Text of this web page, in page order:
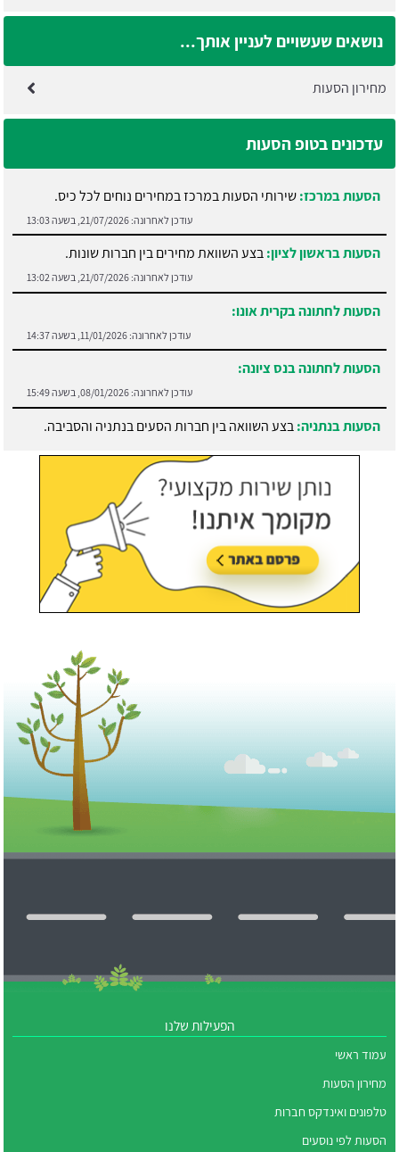
נושאים שעשויים לעניין אותך...
מחירון הסעות
עדכונים בטופ הסעות
הסעות במרכז:שירותי הסעות במרכז במחירים נוחים לכל כיס.
עודכן לאחרונה: 21/07/2026, בשעה 13:03
הסעות בראשון לציון:בצע השוואת מחירים בין חברות שונות.
עודכן לאחרונה: 21/07/2026, בשעה 13:02
הסעות לחתונה בקרית אונו:
עודכן לאחרונה: 11/01/2026, בשעה 14:37
הסעות לחתונה בנס ציונה:
עודכן לאחרונה: 08/01/2026, בשעה 15:49
הסעות בנתניה:בצע השוואה בין חברות הסעים בנתניה והסביבה.
הפעילות שלנו
עמוד ראשי
מחירון הסעות
טלפונים ואינדקס חברות
הסעות לפי נוסעים